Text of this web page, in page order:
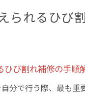
られるひび
ひび割れ補修の手順
分で行う際、最も重